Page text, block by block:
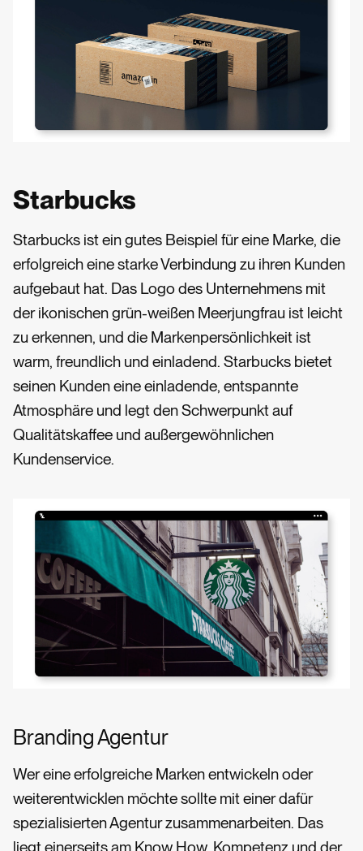
Starbucks
Starbucks ist ein gutes Beispiel für eine Marke, die
erfolgreich eine starke Verbindung zu ihren Kunden
aufgebaut hat. Das Logo des Unternehmens mit
der ikonischen grün-weißen Meerjungfrau ist leicht
zu erkennen, und die Markenpersönlichkeit ist
warm, freundlich und einladend. Starbucks bietet
seinen Kunden eine einladende, entspannte
Atmosphäre und legt den Schwerpunkt auf
Qualitätskaffee und außergewöhnlichen
Kundenservice.
Branding Agentur
Wer eine erfolgreiche Marken entwickeln oder
weiterentwicklen möchte sollte mit einer dafür
spezialisierten Agentur zusammenarbeiten. Das